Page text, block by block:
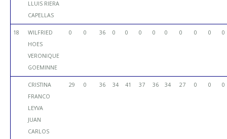
LLUIS RIERA
CAPELLAS
18
WILFRIED
HOES
VERONIQUE
GOEMINNE
0 0 36 0 0 0 0 0 0 0 0 0
CRISTINA
FRANCO
LEYVA
JUAN
CARLOS
29 0 36 34 41 37 36 34 27 0 0 0